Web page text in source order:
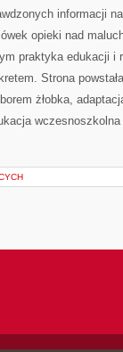
informacji
opieki nad
praktyka edukacji i
Strona
żłobka,